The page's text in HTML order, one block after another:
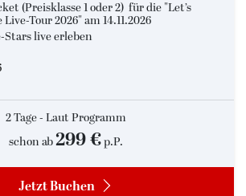
(Preisklasse 1 oder 2) für die "Let’s
Live-Tour 2026" am 14.11.2026
Stars live erleben
2 Tage - Laut Programm
schon ab 299 € p.P.
Jetzt Buchen